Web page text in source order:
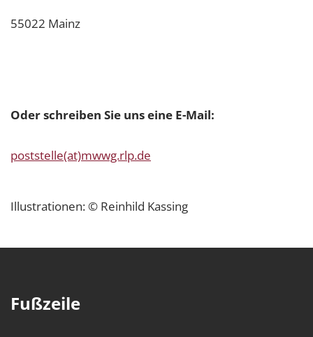
55022 Mainz
Oder schreiben Sie uns eine E-Mail:
poststelle(at)mwwg.rlp.de
Illustrationen: © Reinhild Kassing
Fußzeile